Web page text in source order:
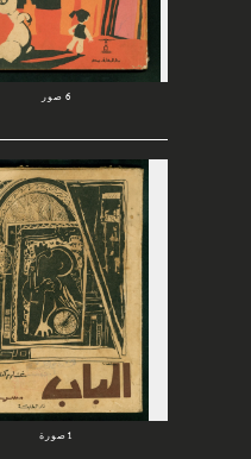
6 صور
1 صورة